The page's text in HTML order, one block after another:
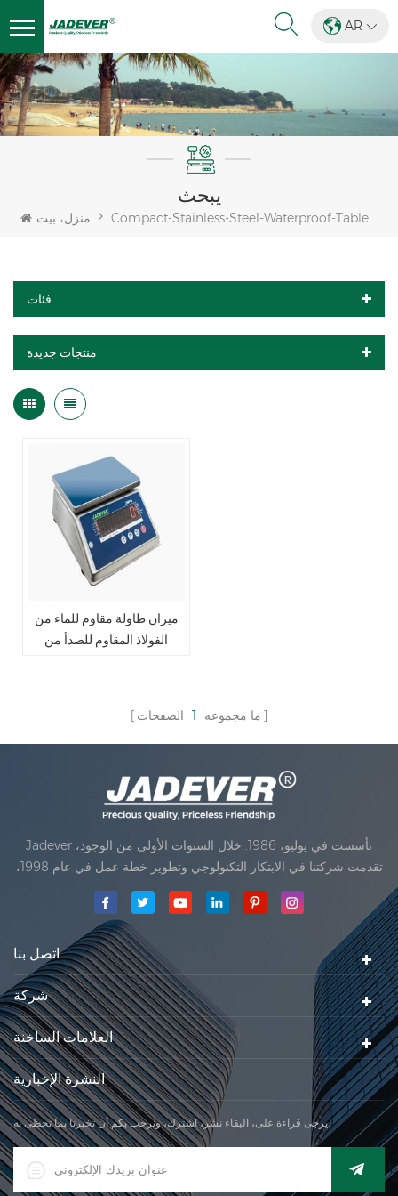
AR
يبحث
منزل، بيت Compact-Stainless-Steel-Waterproof-Table-Scale
فئات
منتجات جديدة
ميزان طاولة مقاوم للماء من
الفولاذ المقاوم للصدأ من
ما مجموعه 1 الصفحات
Jadever تأسست في يوليو، 1986. خلال السنوات الأولى من الوجود،
تقدمت شركتنا في الابتكار التكنولوجي وتطوير خطة عمل في عام 1998،
حققت شركتنا هدف الجودة الرئيسية، متى تلقت أول منتجاتنا موافقة من
مقياس المحدودةكان تأسيس تقع من
اتصل بنا
شركة
العلامات الساخنة
النشرة الإخبارية
يرجى قراءة على، البقاء نشر، اشترك، ونرحب بكم أن تخبرنا بما تحظى به.